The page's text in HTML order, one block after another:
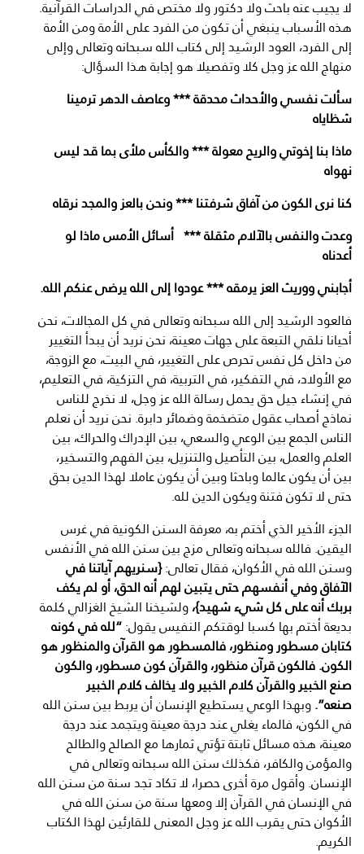
لا يجيب عنه باحث ولا دكتور ولا مختص في الدراسات القرآنية.
هذه الأسباب ينبغي أن تكون من الفرد على الأمة ومن الأمة
إلى الفرد، العود الرشيد إلى كتاب الله سبحانه وتعالى وإلى
منهاج الله عز وجل كلا وتفصيلا هو إجابة هذا السؤال:
سألت نفسي والأحداث محدقة *** وعاصف الدهر ترمينا
شظاياه
ماذا بنا إخوتي والريح معولة *** والكأس ملأى بما قد ليس
نهواه
كنا نرى الكون من آفاق شرفتنا *** ونحن بالعز والمجد نرقاه
وعدت والنفس بالآلام مثقلة *** أسائل الأمس ماذا لو
أعدناه
أجابني ووريث العز يرمقه *** عودوا إلى الله يرضى عنكم الله.
فالعود الرشيد إلى الله سبحانه وتعالى في كل المجالات، نحن
أحيانا نلقي التبعة على جهات معينة، نحن نريد أن يبدأ التغيير
من داخل كل نفس تحرص على التغيير، في البيت، مع الزوجة،
مع الأولاد، في التفكير، في التربية، في التزكية، في التعليم،
في إنشاء جيل حق يحمل رسالة الله عز وجل، لا نخرج للناس
نماذج أصحاب عقول متضخمة وضمائر دابرة. نحن نريد أن نعلم
الناس الجمع بين الوعي والسعي، بين الإدراك والحراك، بين
العلم والعمل، بين التأصيل والتنزيل، بين الفهم والتسخير،
بين أن يكون عالما وباحثا وبين أن يكون عاملا لهذا الدين بحق
حتى لا تكون فتنة ويكون الدين لله.
الجزء الأخير الذي أختم به، معرفة السنن الكونية في غرس
اليقين. فالله سبحانه وتعالى مزج بين سنن الله في الأنفس
وسنن الله في الأكوان، فقال تعالى:{سنريهم آياتنا في
الآفاق وفي أنفسهم حتى يتبين لهم أنه الحق، أو لم يكف
بربك أنه على كل شيء شهيد}،ولشيخنا الشيخ الغزالي كلمة
بديعة أختم بها كسبا لوقتكم النفيس يقول:“لله في كونه
كتابان مسطور ومنظور، فالمسطور هو القرآن والمنظور هو
الكون. فالكون قرآن منظور، والقرآن كون مسطور، والكون
صنع الخبير والقرآن كلام الخبير ولا يخالف كلام الخبير
صنعه”.وبهذا الوعي يستطيع الإنسان أن يربط بين سنن الله
في الكون، فالماء يغلي عند درجة معينة ويتجمد عند درجة
معينة، هذه مسائل ثابتة تؤتي ثمارها مع الصالح والطالح
والمؤمن والكافر، فكذلك سنن الله سبحانه وتعالى في
الإنسان. وأقول مرة أخرى حصرا، لا تكاد تجد سنة من سنن الله
في الإنسان في القرآن إلا ومعها سنة من سنن الله في
الأكوان حتى يقرب الله عز وجل المعنى للقارئين لهذا الكتاب
الكريم.